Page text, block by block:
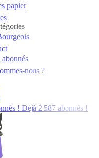
papier
abonnés
nous ?
! Déjà 2 588 abonnés !